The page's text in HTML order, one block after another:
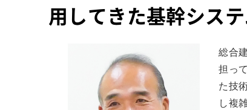
用してきた基幹シス
総合
担っ
た技
し複